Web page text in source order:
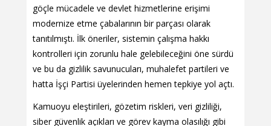
göçle mücadele ve devlet hizmetlerine erişimi
modernize etme çabalarının bir parçası olarak
tanıtılmıştı. İlk öneriler, sistemin çalışma hakkı
kontrolleri için zorunlu hale gelebileceğini öne sürdü
ve bu da gizlilik savunucuları, muhalefet partileri ve
hatta İşçi Partisi üyelerinden hemen tepkiye yol açtı.
Kamuoyu eleştirileri, gözetim riskleri, veri gizliliği,
siber güvenlik açıkları ve görev kayma olasılığı gibi